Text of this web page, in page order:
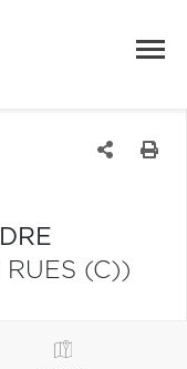
RUES (C))